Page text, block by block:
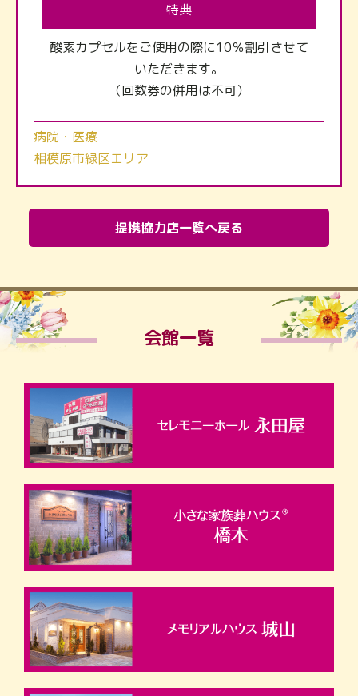
特典
酸素カプセルをご使用の際に10％割引させて
いただきます。
（回数券の併用は不可）
病院・医療
相模原市緑区エリア
提携協力店一覧へ戻る
会館一覧